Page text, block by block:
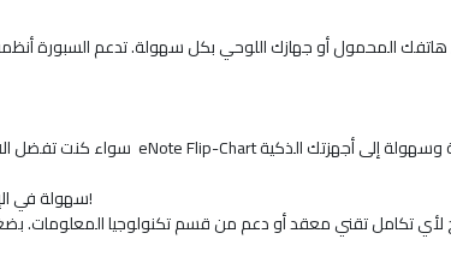
🚀 سهولة في الإعداد، بدون الحاجة لدعم تقني!